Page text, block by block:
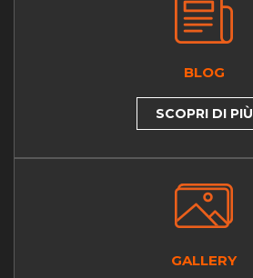
BLOG
SCOPRI DI PIÙ
GALLERY